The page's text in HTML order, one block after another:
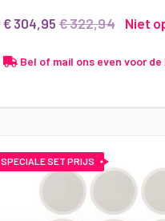
€ 304,95 € 322,94 Niet
Bel of mail ons even voor
SPECIALE SET PRIJS